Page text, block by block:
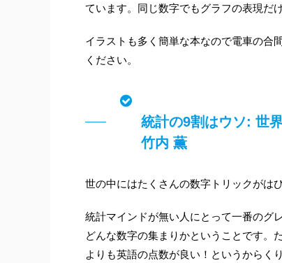
ています。同じ数字でもグラフの表現だ
イラストも多く簡単な本なので電車の合
ください。
統計の9割はウソ: 世
竹内 薫
世の中にはたくさんの数字トリックがは
統計マインドが無い人にとって一番のグ
どんな数字の集まりかということです。
よりも英語の点数が良い！というからく